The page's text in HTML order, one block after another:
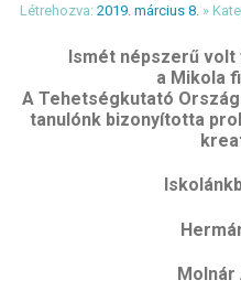
Létrehozva: 2019. március 8. »
Ismét népszerű
a Mikola
A Tehetségkutató
tanulónk bizonyította
Molnár